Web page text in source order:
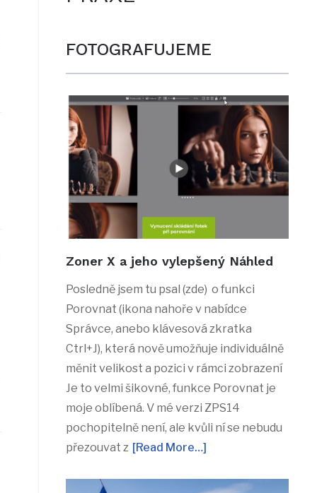
FOTOGRAFUJEME
Zoner X a jeho vylepšený Náhled
Posledně jsem tu psal (zde) o funkci
Porovnat (ikona nahoře v nabídce
Správce, anebo klávesová zkratka
Ctrl+J), která nově umožňuje individuálně
měnit velikost a pozici v rámci zobrazení
Je to velmi šikovné, funkce Porovnat je
moje oblíbená. V mé verzi ZPS14
pochopitelně není, ale kvůli ní se nebudu
přezouvat z [Read More…]